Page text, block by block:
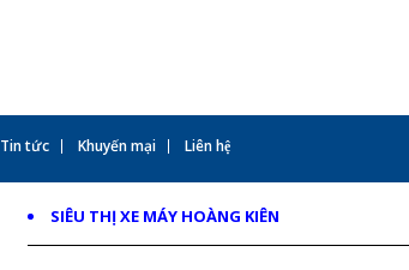
Tin tức Khuyến mại Liên hệ
SIÊU THỊ XE MÁY HOÀNG KIÊN